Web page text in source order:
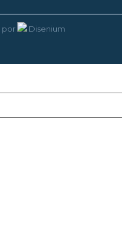
por Disenium